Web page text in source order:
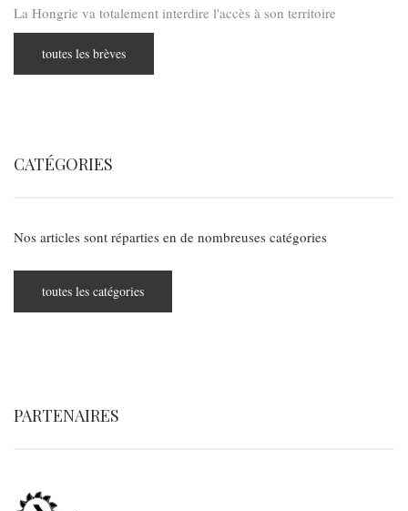
La Hongrie va totalement interdire l'accès à son territoire
toutes les brèves
CATÉGORIES
Nos articles sont réparties en de nombreuses catégories
toutes les catégories
PARTENAIRES